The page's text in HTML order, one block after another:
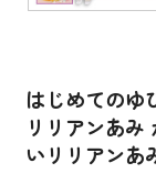
はじめてのゆ
リリアンあみ
いリリアンあ